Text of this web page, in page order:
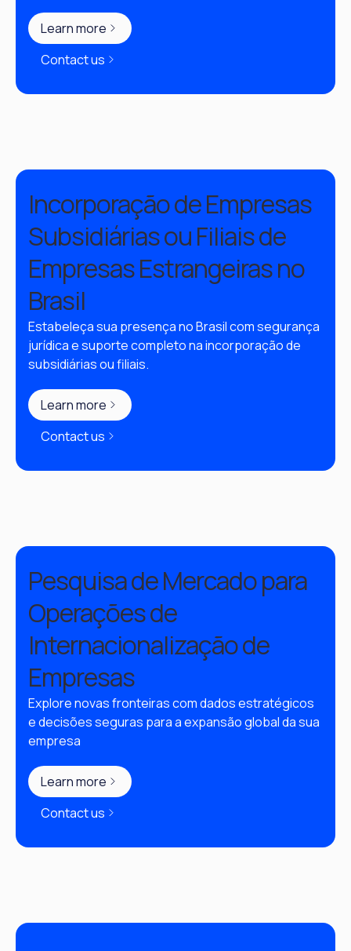
Learn more
Contact us
Incorporação de Empresas
Subsidiárias ou Filiais de
Empresas Estrangeiras no
Brasil
Estabeleça sua presença no Brasil com segurança
jurídica e suporte completo na incorporação de
subsidiárias ou filiais.
Learn more
Contact us
Pesquisa de Mercado para
Operações de
Internacionalização de
Empresas
Explore novas fronteiras com dados estratégicos
e decisões seguras para a expansão global da sua
empresa
Learn more
Contact us